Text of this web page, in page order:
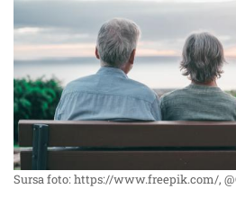
Sursa foto: https://www.freepik.com/,